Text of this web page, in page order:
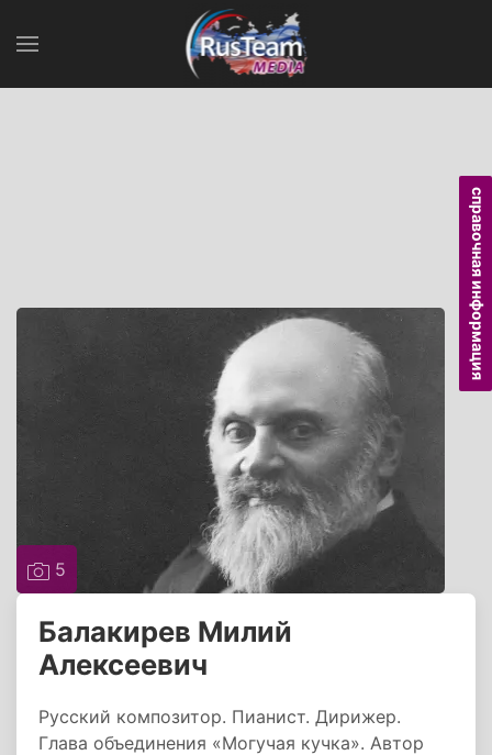
5
Балакирев Милий
Алексеевич
Русский композитор. Пианист. Дирижер.
Глава объединения «Могучая кучка». Автор
справочная информация